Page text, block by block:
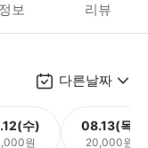
보 리뷰
다른날짜
수)
원
08.13(목)
20,000원